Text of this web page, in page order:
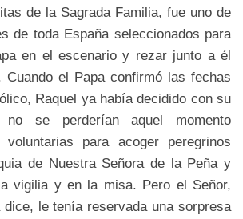
de la Sagrada Familia, fue uno de
de toda España seleccionados para
en el escenario y rezar junto a él
Cuando el Papa confirmó las fechas
Raquel ya había decidido con su
no se perderían aquel momento
para acoger peregrinos
de Nuestra Señora de la Peña y
vigilia y en la misa. Pero el Señor,
le tenía reservada una sorpresa